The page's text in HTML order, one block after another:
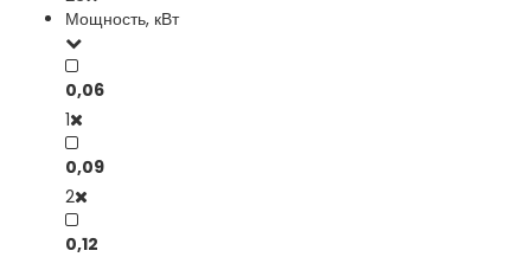
Мощность, кВт
0,06
1
0,09
2
0,12